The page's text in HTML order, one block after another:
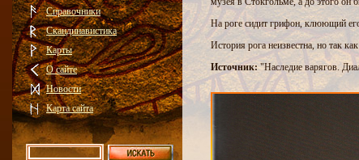
Справочники
Скандинавистика
Карты
О сайте
Новости
Карта сайта
На роге сидит грифон, клюющий
История рога неизвестна, но так
Источник:"Наследие варягов.